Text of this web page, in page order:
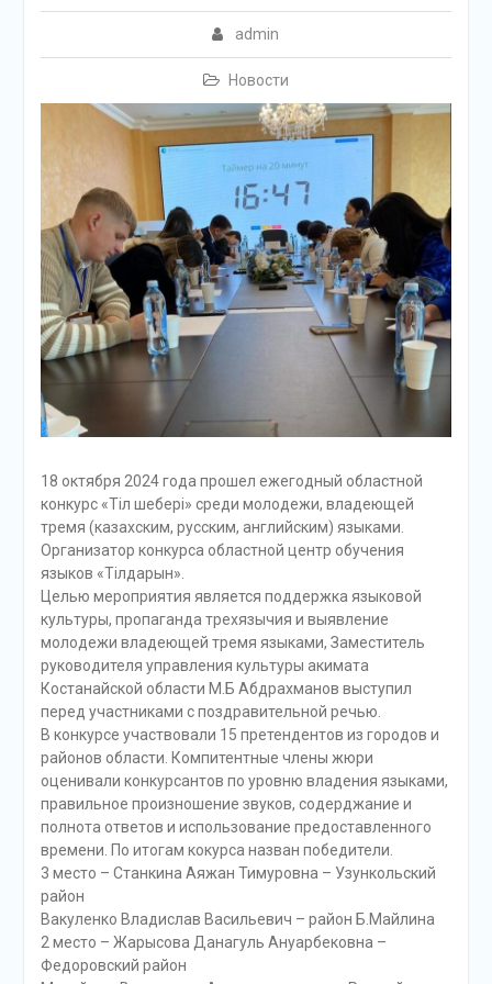
admin
Новости
18 октября 2024 года прошел ежегодный областной
конкурс «Тіл шебері» среди молодежи, владеющей
тремя (казахским, русским, английским) языками.
Организатор конкурса областной центр обучения
языков «Тілдарын».
Целью мероприятия является поддержка языковой
культуры, пропаганда трехязычия и выявление
молодежи владеющей тремя языками, Заместитель
руководителя управления культуры акимата
Костанайской области М.Б Абдрахманов выступил
перед участниками с поздравительной речью.
В конкурсе участвовали 15 претендентов из городов и
районов области. Компитентные члены жюри
оценивали конкурсантов по уровню владения языками,
правильное произношение звуков, содерджание и
полнота ответов и использование предоставленного
времени. По итогам кокурса назван победители.
3 место – Станкина Аяжан Тимуровна – Узункольский
район
Вакуленко Владислав Васильевич – район Б.Майлина
2 место – Жарысова Данагуль Ануарбековна –
Федоровский район